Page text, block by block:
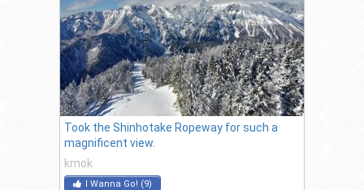
Took the Shinhotake Ropeway for such a
magnificent view.
kmok
I Wanna Go! (9)